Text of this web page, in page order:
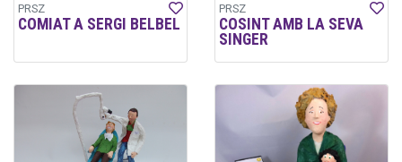
PRSZ
COMIAT A SERGI BELBEL
PRSZ
COSINT AMB LA SEVA
SINGER